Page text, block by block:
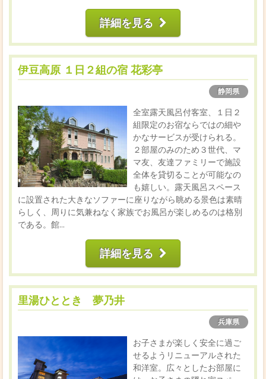
詳細を見る
伊豆高原 １日２組の宿 花彩亭
静岡県
全室露天風呂付客室、１日２
組限定のお宿ならではの細や
かなサービスが受けられる。
２部屋のみのため３世代、マ
マ友、友達ファミリーで施設
全体を貸切ることが可能なの
も嬉しい。露天風呂スペース
に設置された大きなソファーに座りながら眺める景色は素晴
らしく、周りに気兼ねなく家族でお風呂が楽しめるのは格別
である。館...
詳細を見る
里湯ひととき 夢乃井
兵庫県
お子さまが楽しく安全に過ご
せるようリニューアルされた
和洋室。広々としたお部屋に